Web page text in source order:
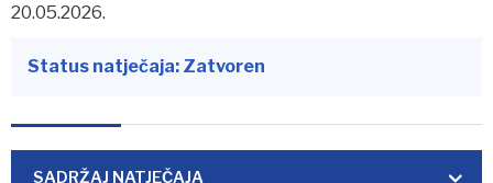
20.05.2026.
Status natječaja: Zatvoren
SADRŽAJ NATJEČAJA